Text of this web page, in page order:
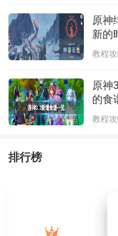
原神
新的
教程
原神
的食
教程
排行榜